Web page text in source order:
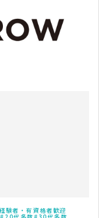
験者・有資格者歓迎